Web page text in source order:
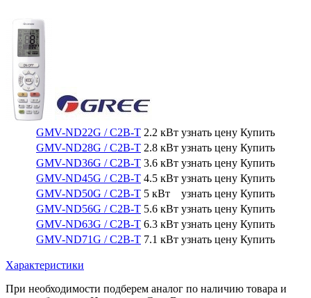
GMV-ND22G / C2B-T 2.2 кВт узнать цену Купить
GMV-ND28G / C2B-T 2.8 кВт узнать цену Купить
GMV-ND36G / C2B-T 3.6 кВт узнать цену Купить
GMV-ND45G / C2B-T 4.5 кВт узнать цену Купить
GMV-ND50G / C2B-T 5 кВт узнать цену Купить
GMV-ND56G / C2B-T 5.6 кВт узнать цену Купить
GMV-ND63G / C2B-T 6.3 кВт узнать цену Купить
GMV-ND71G / C2B-T 7.1 кВт узнать цену Купить
Характеристики
При необходимости подберем аналог по наличию товара и